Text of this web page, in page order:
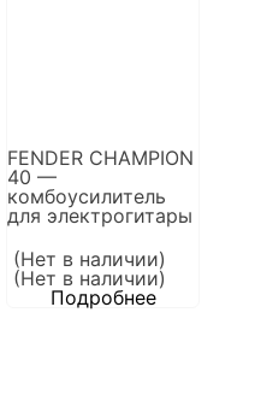
FENDER CHAMPION
40 —
комбоусилитель
для электрогитары
(Нет в наличии)
(Нет в наличии)
Подробнее